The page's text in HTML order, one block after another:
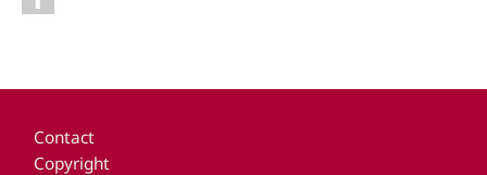
Footer
Contact
Copyright